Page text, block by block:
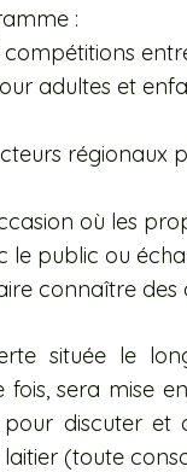
:
compétitions
adultes et
régionaux
où les
le public ou
connaître des
située le
fois, sera mise
pour discuter
(toute